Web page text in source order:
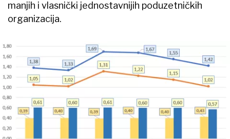
manjih i vlasnički jednostavnijih poduzetničkih
organizacija.